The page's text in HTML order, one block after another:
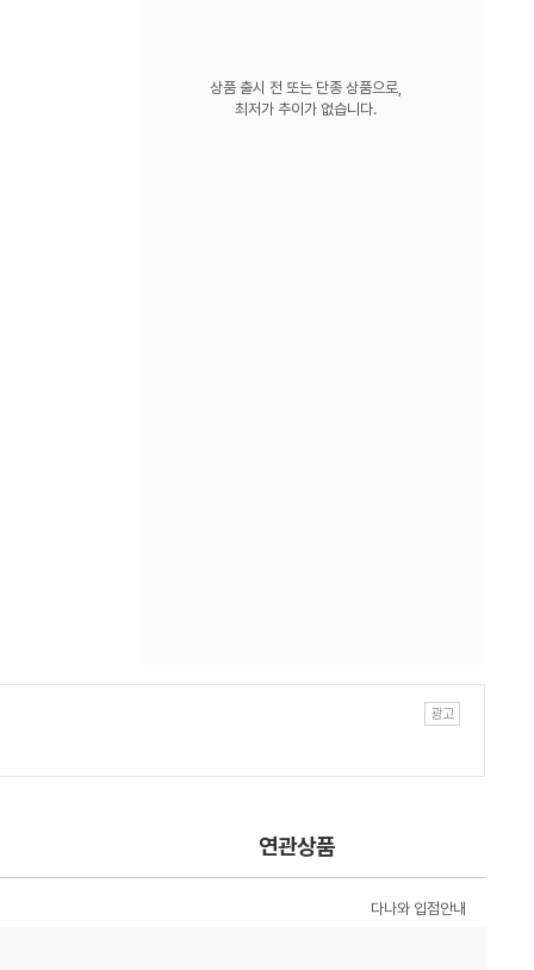
상품 출시 전 또는 단종 상품으로,
최저가 추이가 없습니다.
연관상품
다나와 입점안내